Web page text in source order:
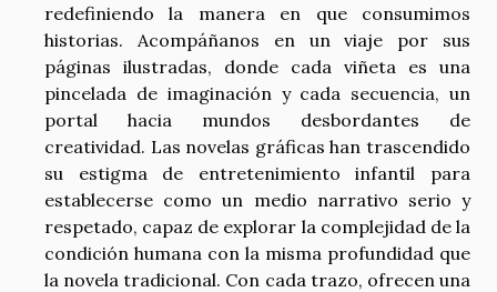
redefiniendo la manera en que consumimos
historias. Acompáñanos en un viaje por sus
páginas ilustradas, donde cada viñeta es una
pincelada de imaginación y cada secuencia, un
portal hacia mundos desbordantes de
creatividad. Las novelas gráficas han trascendido
su estigma de entretenimiento infantil para
establecerse como un medio narrativo serio y
respetado, capaz de explorar la complejidad de la
condición humana con la misma profundidad que
la novela tradicional. Con cada trazo, ofrecen una